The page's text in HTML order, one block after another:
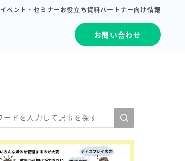
イベント・セミナーお役立ち資料パートナー向け情報
お問い合わせ